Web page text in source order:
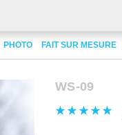
PHOTO FAIT SUR MESURE
WS-09